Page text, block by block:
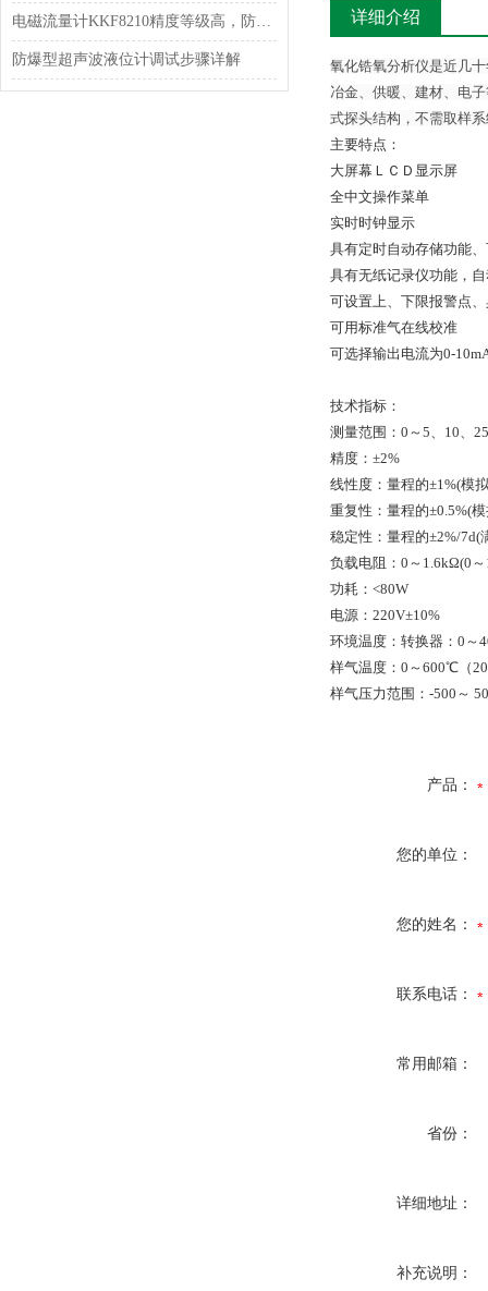
电磁流量计KKF8210精度等级高，防护效果好！
防爆型超声波液位计调试步骤详解
详细介绍
氧化锆氧分析仪是近几
冶金、供暖、建材、电
式探头结构，不需取样
主要特点：
大屏幕ＬＣＤ显示屏
全中文操作菜单
实时时钟显示
具有定时自动存储功能
具有无纸记录仪功能，
可设置上、下限报警点
可用标准气在线校准
可选择输出电流为0-
技术指标：
测量范围：0～5、10、
精度：±2%
线性度：量程的±1%(模
重复性：量程的±0.5%(
稳定性：量程的±2%/7d(
负载电阻：0～1.6kΩ(0
功耗：<80W
电源：220V±10%
环境温度：转换器：0
样气温度：0～600℃（
样气压力范围：-500～
产品：
您的单位：
您的姓名：
联系电话：
常用邮箱：
省份：
详细地址：
补充说明：